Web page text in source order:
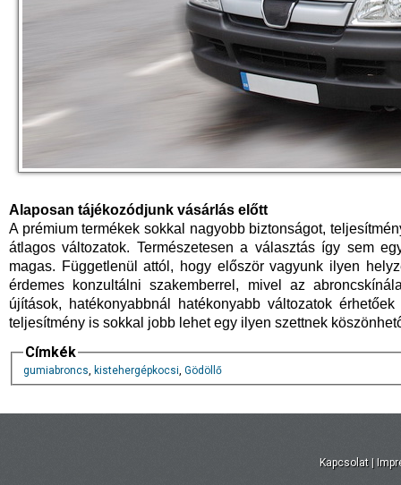
Alaposan tájékozódjunk vásárlás előtt
A prémium termékek sokkal nagyobb biztonságot,
átlagos változatok. Természetesen a választás így sem
magas. Függetlenül attól, hogy először vagyunk ilyen
érdemes konzultálni szakemberrel, mivel az
újítások, hatékonyabbnál hatékonyabb változatok
teljesítmény is sokkal jobb lehet egy ilyen szettnek
Címkék
gumiabroncs, kistehergépkocsi, Gödöllő
Kapcsolat |